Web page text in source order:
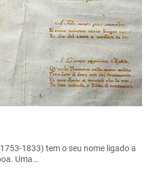
1833) tem o seu nome ligado a
Uma…